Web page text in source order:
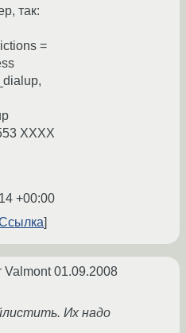
так:
=
XXXX
+00:00
Valmont01.09.2008
Их надо